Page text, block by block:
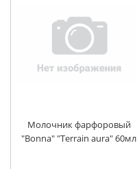
Молочник фарфоровый
"Bonna" "Terrain aura" 60мл